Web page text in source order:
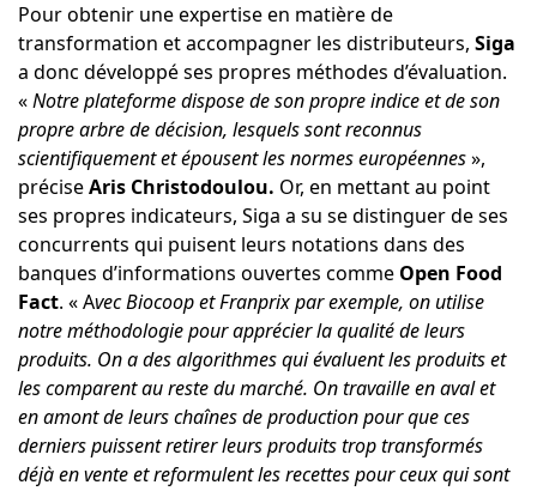
Pour obtenir une expertise en matière de
transformation et accompagner les distributeurs, Siga
a donc développé ses propres méthodes d’évaluation.
«Notre plateforme dispose de son propre indice et de son
propre arbre de décision, lesquels sont reconnus
scientifiquement et épousent les normes européennes»,
préciseAris Christodoulou. Or, en mettant au point
ses propres indicateurs, Siga a su se distinguer de ses
concurrents qui puisent leurs notations dans des
banques d’informations ouvertes comme Open Food
Fact. « Avec Biocoop et Franprix par exemple, on utilise
notre méthodologie pour apprécier la qualité de leurs
produits. On a des algorithmes qui évaluent les produits et
les comparent au reste du marché. On travaille en aval et
en amont de leurs chaînes de production pour que ces
derniers puissent retirer leurs produits trop transformés
déjà en vente et reformulent les recettes pour ceux qui sont